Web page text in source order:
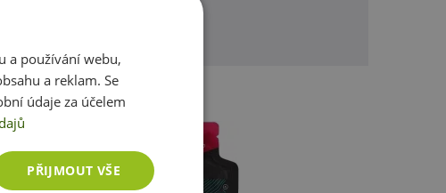
a používání webu,
a reklam. Se
údaje za účelem
PŘIJMOUT VŠE